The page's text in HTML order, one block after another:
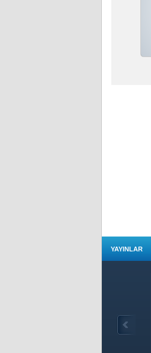
YAYINLAR